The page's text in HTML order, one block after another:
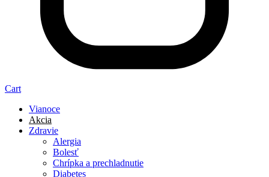
Cart
Vianoce
Akcia
Zdravie
Alergia
Bolesť
Chrípka a prechladnutie
Diabetes